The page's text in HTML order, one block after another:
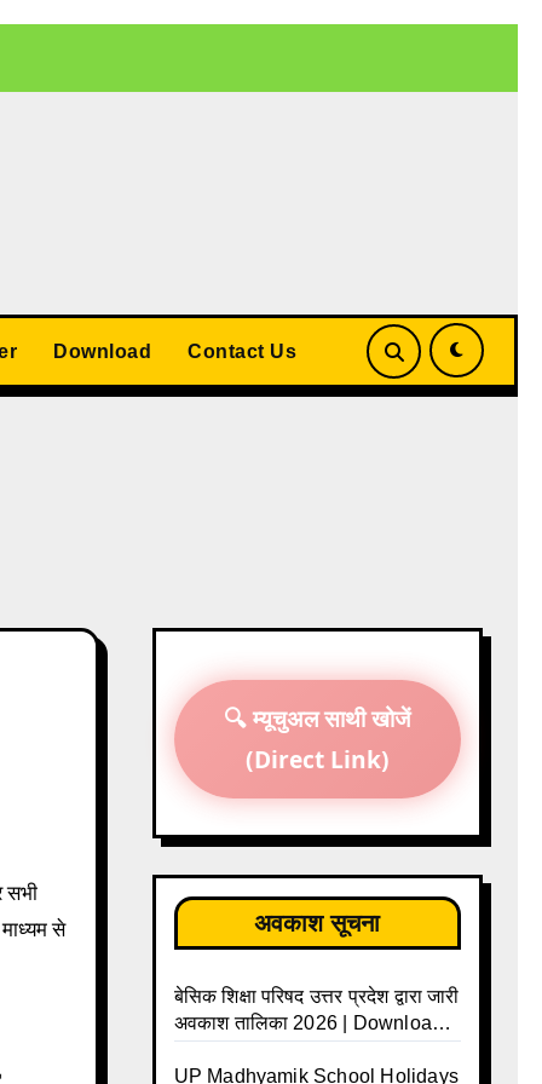
समझौता
Download Contact Us
माध्यम से
🔍 म्यूचुअल साथी खोजें
(Direct Link)
अवकाश सूचना
बेसिक शिक्षा परिषद उत्तर प्रदेश द्वारा जारी
अवकाश तालिका 2026 | Download
Holiday List 2026 | Basic
UP Madhyamik School Holidays